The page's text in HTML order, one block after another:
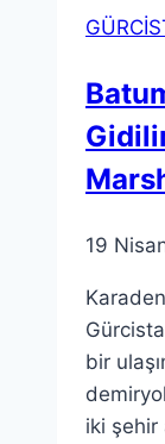
19
bir
iki şehir